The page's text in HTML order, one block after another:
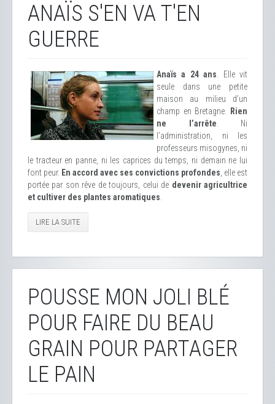
ANAÏS S'EN VA T'EN
GUERRE
Anaïs a 24 ans . Elle vit
seule dans une petite
maison au milieu d’un
champ en Bretagne.
Rien
ne l’arrête . Ni
l’administration, ni les
professeurs misogynes, ni
le tracteur en panne, ni les caprices du temps, ni demain ne lui
font peur. En accord avec ses convictions profondes , elle est
portée par son rêve de toujours, celui de devenir agricultrice
et cultiver des plantes aromatiques
LIRE LA SUITE
POUSSE MON JOLI BLÉ
POUR FAIRE DU BEAU
GRAIN POUR PARTAGER
LE PAIN